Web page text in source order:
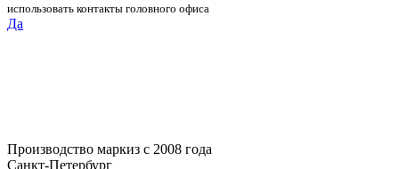
использовать контакты головного офиса
Да
Производство маркиз с 2008 года
Санкт-Петербург